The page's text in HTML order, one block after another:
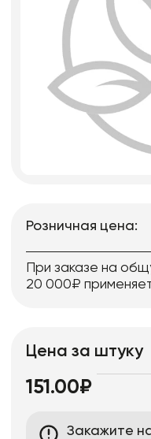
Розничная цена:
При заказе на
20 000₽
Цена за штуку
151.00₽
Закажите